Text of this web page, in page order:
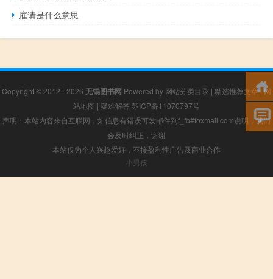
雇请是什么意思
Copyright © 2012 - 2026 无锡图书网 Powered by 网站分类目录 | 精选推荐文章|网
站地图 | 疑难解答 苏ICP备11070797号
声明：本站内容来自互联网，如信息有错误可发邮件到f_fb#foxmail.com说明，我们
会及时纠正，谢谢
本站仅为个人兴趣爱好，不接盈利性广告及商业合作
小男孩